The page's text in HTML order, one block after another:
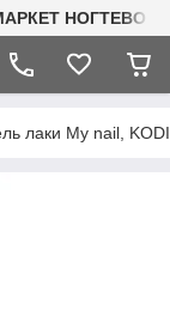
лаки My nail,